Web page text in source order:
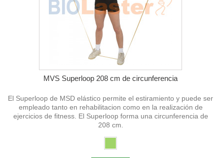
MVS Superloop 208 cm de circunferencia
El Superloop de MSD elástico permite el estiramiento y puede ser
empleado tanto en rehabilitacion como en la realización de
ejercicios de fitness. El Superloop forma una circunferencia de
208 cm.